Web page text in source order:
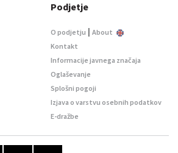
Podjetje
O podjetju | About
Kontakt
Informacije javnega značaja
Oglaševanje
Splošni pogoji
Izjava o varstvu osebnih podatkov
E-dražbe